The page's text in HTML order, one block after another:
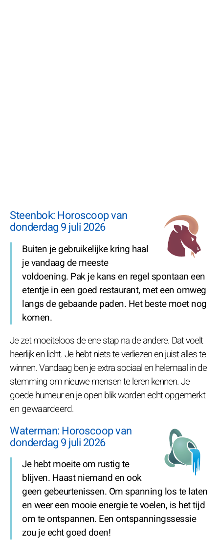
Steenbok: Horoscoop van
donderdag 9 juli 2026
Buiten je gebruikelijke kring haal
je vandaag de meeste
voldoening. Pak je kans en regel spontaan een
etentje in een goed restaurant, met een omweg
langs de gebaande paden. Het beste moet nog
komen.
Je zet moeiteloos de ene stap na de andere. Dat voelt
heerlijk en licht. Je hebt niets te verliezen en juist alles te
winnen. Vandaag ben je extra sociaal en helemaal in de
stemming om nieuwe mensen te leren kennen. Je
goede humeur en je open blik worden echt opgemerkt
en gewaardeerd.
Waterman: Horoscoop van
donderdag 9 juli 2026
Je hebt moeite om rustig te
blijven. Haast niemand en ook
geen gebeurtenissen. Om spanning los te laten
en weer een mooie energie te voelen, is het tijd
om te ontspannen. Een ontspanningssessie
zou je echt goed doen!